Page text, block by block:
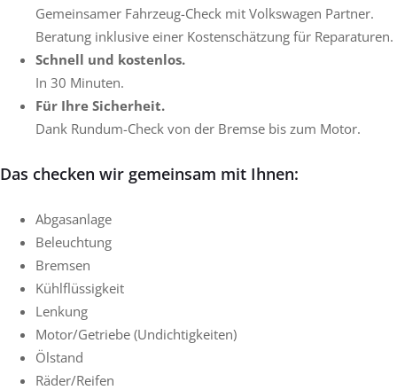
Gemeinsamer Fahrzeug-Check mit Volkswagen Partner.
Beratung inklusive einer Kostenschätzung für Reparaturen.
Schnell und kostenlos.
In 30 Minuten.
Für Ihre Sicherheit.
Dank Rundum-Check von der Bremse bis zum Motor.
Das checken wir gemeinsam mit Ihnen:
Abgasanlage
Beleuchtung
Bremsen
Kühlflüssigkeit
Lenkung
Motor/Getriebe (Undichtigkeiten)
Ölstand
Räder/Reifen